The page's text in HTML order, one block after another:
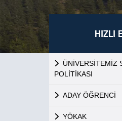
HIZLI
ÜNİVERSİTEMİZ
POLİTİKASI
ADAY ÖĞRENCİ
YÖKAK